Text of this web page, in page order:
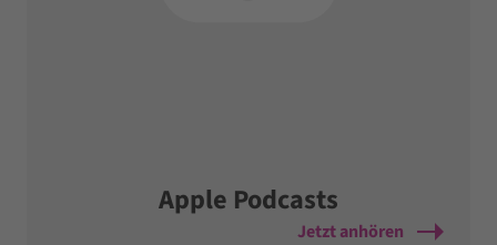
Apple Podcasts
Jetzt anhören